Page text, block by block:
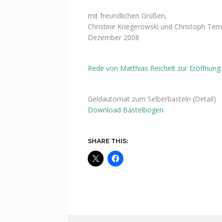
mit freundlichen Grüßen,
Christine Kriegerowski und Christoph
Dezember 2008
Rede von Matthias Reichelt zur Eröffnung
Geldautomat zum Selberbasteln (Detail)
Download Bastelbogen
SHARE THIS: